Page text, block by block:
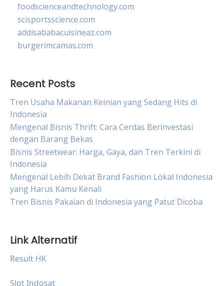
foodscienceandtechnology.com
scisportsscience.com
addisababacuisineaz.com
burgerimcamas.com
Recent Posts
Tren Usaha Makanan Keinian yang Sedang Hits di
Indonesia
Mengenal Bisnis Thrift: Cara Cerdas Berinvestasi
dengan Barang Bekas
Bisnis Streetwear: Harga, Gaya, dan Tren Terkini di
Indonesia
Mengenal Lebih Dekat Brand Fashion Lokal Indonesia
yang Harus Kamu Kenali
Tren Bisnis Pakaian di Indonesia yang Patut Dicoba
Link Alternatif
Result HK
Slot Indosat